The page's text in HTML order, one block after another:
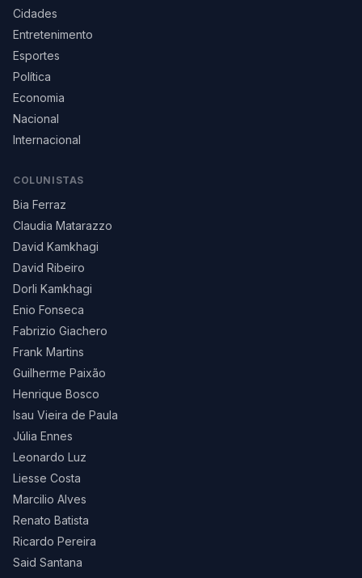
Cidades
Entretenimento
Esportes
Política
Economia
Nacional
Internacional
COLUNISTAS
Bia Ferraz
Claudia Matarazzo
David Kamkhagi
David Ribeiro
Dorli Kamkhagi
Enio Fonseca
Fabrizio Giachero
Frank Martins
Guilherme Paixão
Henrique Bosco
Isau Vieira de Paula
Júlia Ennes
Leonardo Luz
Liesse Costa
Marcilio Alves
Renato Batista
Ricardo Pereira
Said Santana